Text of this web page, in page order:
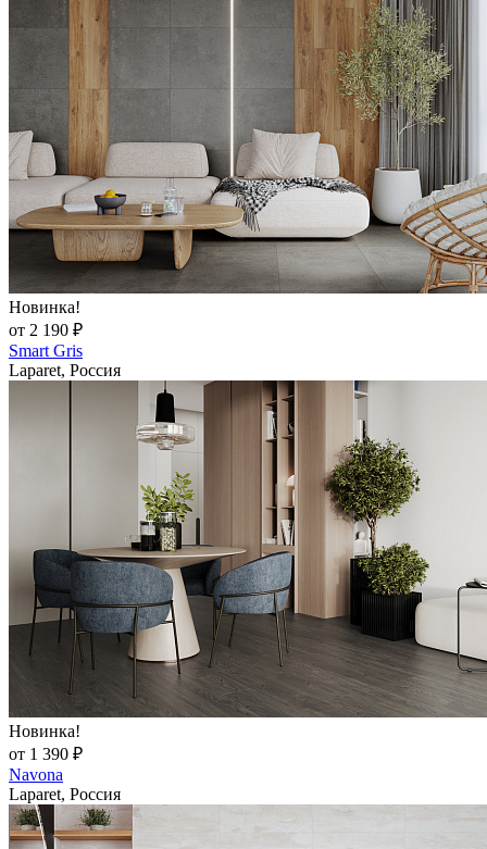
Новинка!
от 2 190 ₽
Smart Gris
Laparet, Россия
Новинка!
от 1 390 ₽
Navona
Laparet, Россия